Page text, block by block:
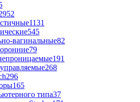
1131
545
вагинальные82
79
191
268
296
165
типа37